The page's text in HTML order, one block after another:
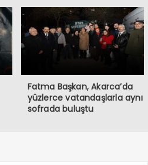
Fatma Başkan, Akarca’da
yüzlerce vatandaşlarla aynı
sofrada buluştu